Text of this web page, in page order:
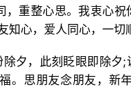
，重整心思。我衷心祝
知心，爱人同心，一切
除夕，此刻眨眼即除夕
。思朋友念朋友，新